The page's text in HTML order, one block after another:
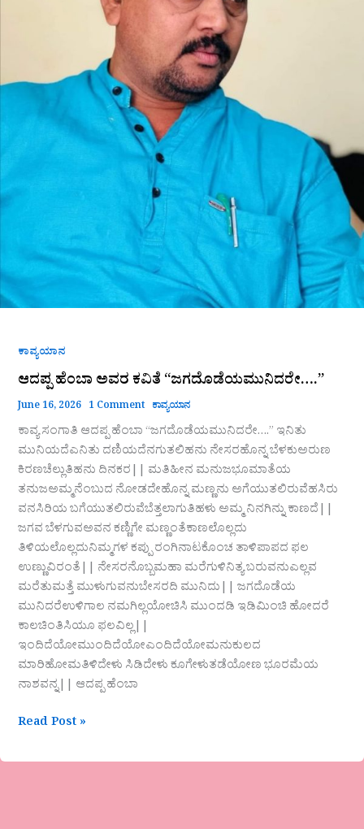
ಕಾವ್ಯಯಾನ
ಆದಪ್ಪ ಹೆಂಬಾ ಅವರ ಕವಿತೆ “ಜಗದೊಡೆಯಮುನಿದರೇ….”
June 16, 2026 1 Comment ಕಾವ್ಯಯಾನ
ಕಾವ್ಯ ಸಂಗಾತಿ ಆದಪ್ಪ ಹೆಂಬಾ “ಜಗದೊಡೆಯಮುನಿದರೇ….” ಇನಿತು
ಮುನಿಯದೆಎನಿತು ದಣಿಯದೆನಗುತಲಿಹನು ನೇಸರಹೊನ್ನ ಬೆಳಕುಅರುಣ
ಕಿರಣಚೆಲ್ಲುತಿಹನು ದಿನಕರ|| ಮತಿಹೀನ ಮನುಜಭೂಮಾತೆಯ
ತನುಜಅಮ್ಮನೆಂಬುದ ನೋಡದೇಹೊನ್ನ ಮಣ್ಣನು ಅಗೆಯುತಲಿರುವೆಹಸಿರು
ವನಸಿರಿಯ ಬಗೆಯುತಲಿರುವೆಬೆತ್ತಲಾಗುತಿಹಳು ಅಮ್ಮ ನಿನಗಿನ್ನು ಕಾಣದೆ||
ಜಗವ ಬೆಳಗುವಅವನ ಕಣ್ಣಿಗೇ ಮಣ್ಣಂತೆಕಾಣಲೊಲ್ಲದು
ತಿಳಿಯಲೊಲ್ಲದುನಿಮ್ಮಗಳ ಕಪ್ಪು ರಂಗಿನಾಟಕೊಂಚ ತಾಳಿಪಾಪದ ಫಲ
ಉಣ್ಣುವಿರಂತೆ|| ನೇಸರನೊಬ್ಬಮಹಾ ಮರೆಗುಳಿನಿತ್ಯ ಬರುವನುಎಲ್ಲವ
ಮರೆತುಮತ್ತೆ ಮುಳುಗುವನುಬೇಸರದಿ ಮುನಿದು|| ಜಗದೊಡೆಯ
ಮುನಿದರೆಉಳಿಗಾಲ ನಮಗಿಲ್ಲಯೋಚಿಸಿ ಮುಂದಡಿ ಇಡಿಮಿಂಚಿ ಹೋದರೆ
ಕಾಲಚಿಂತಿಸಿಯೂ ಫಲವಿಲ್ಲ||
ಇಂದಿದೆಯೋಮುಂದಿದೆಯೋಎಂದಿದೆಯೋಮನುಕುಲದ
ಮಾರಿಹೋಮತಿಳಿದೇಳು ಸಿಡಿದೇಳು ಕೂಗೇಳುತಡೆಯೋಣ ಭೂರಮೆಯ
ನಾಶವನ್ನ|| ಆದಪ್ಪ ಹೆಂಬಾ
Read Post »